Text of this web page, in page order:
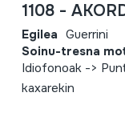
1108 -
Egilea Guerrini
Soinu-tresna
Idiofonoak ->
kaxarekin